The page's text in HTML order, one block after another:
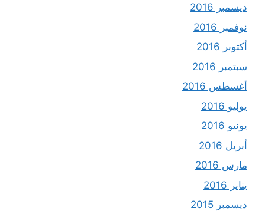
ديسمبر 2016
نوفمبر 2016
أكتوبر 2016
سبتمبر 2016
أغسطس 2016
يوليو 2016
يونيو 2016
أبريل 2016
مارس 2016
يناير 2016
ديسمبر 2015